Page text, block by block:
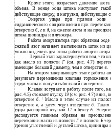
Кроме этого, возрастает давление
объема. В конце хода штока наступает
действующее сверху, и нагрузки, действующие
Энергия удара при прямом ходе
гидравлического сопротивления при
отверстия6, ги д,на сжатие азота и на
штока цилиндра и плунжера.
Работа амортизатора при обратном
сжатый азот начинает выталкивать шток из
можно выделить два этапа работы амортизатора.
Первый этап характеризуется тем, что
как масло из полостиГ(см. рис. 4.7)
имеющие больший диаметр, чем в отверстие в.
На втором завершающем этапе работы
результате перемещения клапана
струи масла и получить больший гистерезис.
Клапан вступает в работу после того,
рис. 4.5) отожмет втулку 19(см. рис. 4.7) вниз,
отверстиеб.;Масло в этом случае из
отверстие в,а затем через отверстиеб.Таким
удара распорной втулкой 12 о буксу6.
расходуется главным образом на
перетекании масла из полостиГв полость Б
трения уплотнений и деталей штока, цилиндра